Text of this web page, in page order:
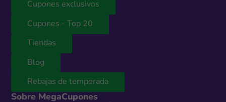
Cupones exclusivos
Cupones - Top 20
Tiendas
Blog
Rebajas de temporada
Sobre MegaCupones